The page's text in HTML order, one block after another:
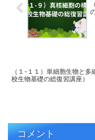
（１-１１）単細胞生物と多
校生物基礎の総復習講座）
コメント